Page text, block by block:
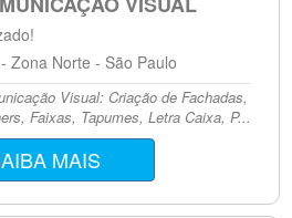
Zona Norte - São Paulo
Visual: Criação de Fachadas,
Faixas, Tapumes, Letra Caixa, P...
MAIS